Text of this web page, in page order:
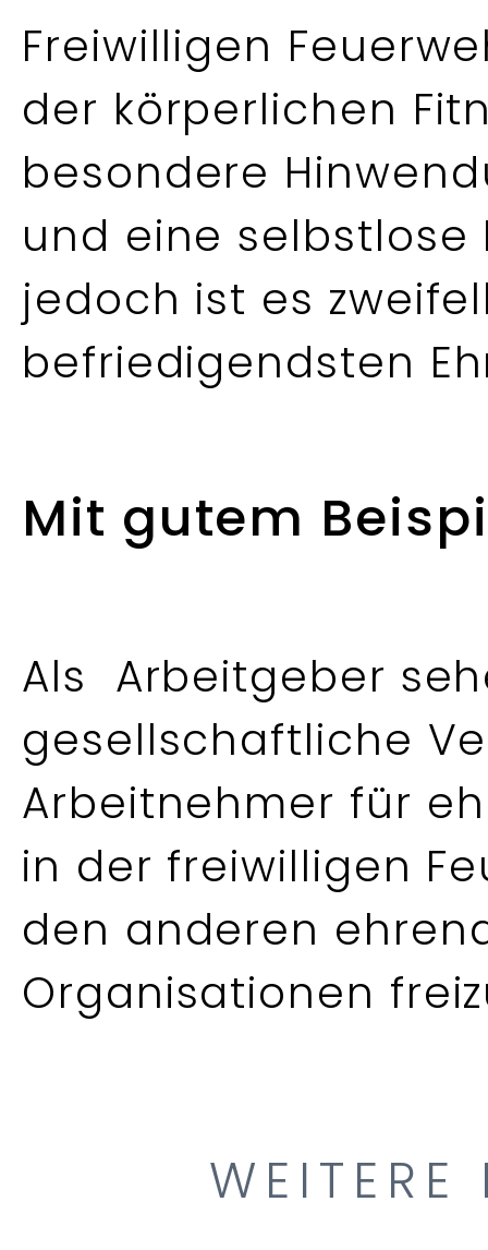
Freiwilligen
der körperlichen
besondere
und eine selbstlose
jedoch ist es
befriedigendsten
Mit gutem
Als Arbeitgeber
gesellschaftliche
Arbeitnehmer für
in der freiwilligen
den anderen
Organisationen